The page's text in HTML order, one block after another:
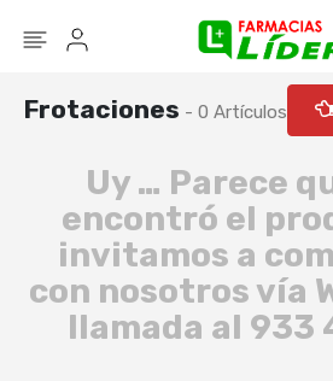
Seguir mi pedido
Frotaciones - 0 Artículos
Uy … Parece
encontró el
invitamos a
con nosotros vía
llamada al 933